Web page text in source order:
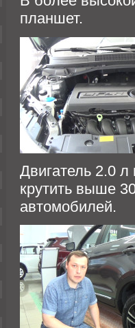
планшет.
Двигатель 2.0
крутить выше
автомобилей.